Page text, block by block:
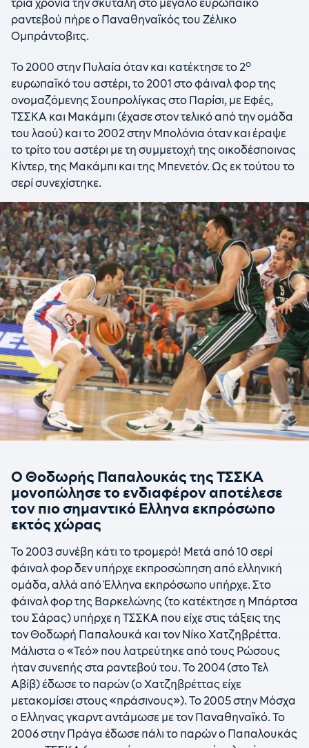
ραντεβού πήρε ο Παναθηναϊκός του Ζέλικο
Ομπράντοβιτς.
Το 2000 στην Πυλαία όταν και κατέκτησε το 2ο
ευρωπαϊκό του αστέρι, το 2001 στο φάιναλ φορ της
ονομαζόμενης Σουπρολίγκας στο Παρίσι, με Εφές,
ΤΣΣΚΑ και Μακάμπι (έχασε στον τελικό από την ομάδα
του λαού) και το 2002 στην Μπολόνια όταν και έραψε
το τρίτο του αστέρι με τη συμμετοχή της οικοδέσποινας
Κίντερ, της Μακάμπι και της Μπενετόν. Ως εκ τούτου το
σερί συνεχίστηκε.
Ο Θοδωρής Παπαλουκάς της ΤΣΣΚΑ
μονοπώλησε το ενδιαφέρον αποτέλεσε
τον πιο σημαντικό Ελληνα εκπρόσωπο
εκτός χώρας
Το 2003 συνέβη κάτι το τρομερό! Μετά από 10 σερί
φάιναλ φορ δεν υπήρχε εκπροσώπηση από ελληνική
ομάδα, αλλά από Έλληνα εκπρόσωπο υπήρχε. Στο
φάιναλ φορ της Βαρκελώνης (το κατέκτησε η Μπάρτσα
του Σάρας) υπήρχε η ΤΣΣΚΑ που είχε στις τάξεις της
τον Θοδωρή Παπαλουκά και τον Νίκο Χατζηβρέττα.
Μάλιστα ο «Τεό» που λατρεύτηκε από τους Ρώσους
ήταν συνεπής στα ραντεβού του. Το 2004 (στο Τελ
Αβίβ) έδωσε το παρών (ο Χατζηβρέττας είχε
μετακομίσει στους «πράσινους»). Το 2005 στην Μόσχα
ο Ελληνας γκαρντ αντάμωσε με τον Παναθηναϊκό. Το
2006 στην Πράγα έδωσε πάλι το παρών ο Παπαλουκάς